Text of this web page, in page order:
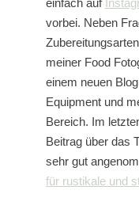
vorbei. Neben
meiner Food
einem neuen
Equipment und
Bereich. Im
Beitrag über das
sehr gut
für rustikale und